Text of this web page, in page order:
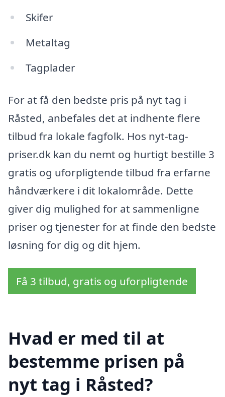
Skifer
Metaltag
Tagplader
For at få den bedste pris på nyt tag i
Råsted, anbefales det at indhente flere
tilbud fra lokale fagfolk. Hos nyt-tag-
priser.dk kan du nemt og hurtigt bestille 3
gratis og uforpligtende tilbud fra erfarne
håndværkere i dit lokalområde. Dette
giver dig mulighed for at sammenligne
priser og tjenester for at finde den bedste
løsning for dig og dit hjem.
Få 3 tilbud, gratis og uforpligtende
Hvad er med til at
bestemme prisen på
nyt tag i Råsted?